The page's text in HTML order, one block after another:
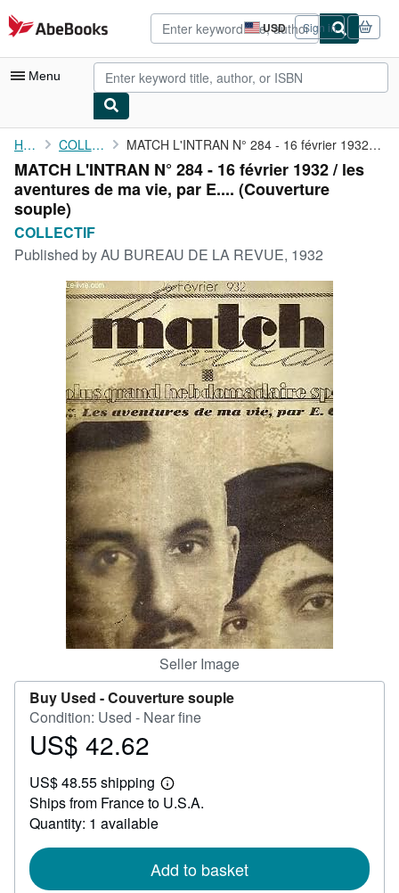
Skip to main content
AbeBooks.com USD
Site
shopping
preferences
Sign in
Menu
My Account
My Purchases
Advanced Search
Browse Collections
Art & Collectibles
Start Selling
CLOSE
Home COLLECTIF MATCH L'INTRAN N° 284 - 16 février 1932 / les aventures de ma ...
MATCH L'INTRAN N° 284 - 16 février 1932 / les
aventures de ma vie, par E.... (Couverture
souple)
COLLECTIF
Published byAU BUREAU DE LA REVUE, 1932
Seller Image
Buy Used -Couverture souple
Condition: Used - Near fine
Price
42.62
US$ 42.62
US$ 48.55 shipping
Learn
more
Ships from France to U.S.A.
Quantity: 1 available
Add to basket